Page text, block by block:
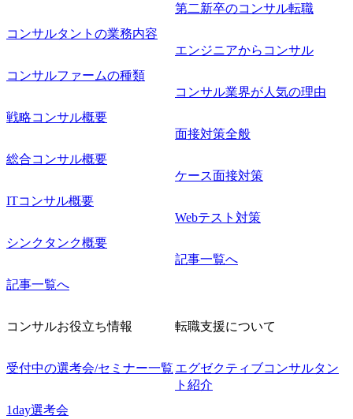
コンサルタントの業務内容
コンサルファームの種類
戦略コンサル概要
総合コンサル概要
ITコンサル概要
シンクタンク概要
記事一覧へ
第二新卒のコンサル転職
エンジニアからコンサル
コンサル業界が人気の理由
面接対策全般
ケース面接対策
Webテスト対策
記事一覧へ
コンサルお役立ち情報
受付中の選考会/セミナー一覧
1day選考会
転職支援について
エグゼクティブコンサルタン
ト紹介